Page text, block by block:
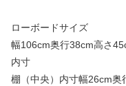
ローボードサイズ
幅106cm奥行38cm高さ
内寸
棚（中央）内寸幅26cm奥